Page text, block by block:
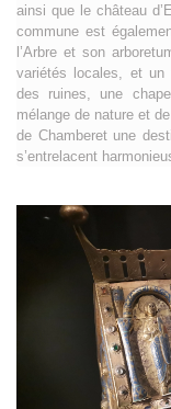
ainsi que le château
commune est
l’Arbre et son
variétés locales, et un
des ruines, une
mélange de nature et
de Chamberet une
s’entrelacent